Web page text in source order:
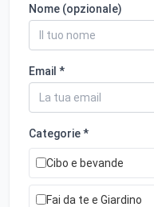
Nome (opzionale)
Email *
Categorie *
Cibo e bevande
Fai da te e Giardino